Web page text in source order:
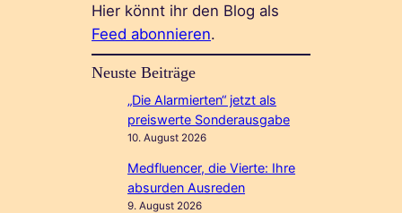
Hier könnt ihr den Blog als
Feed abonnieren.
Neuste Beiträge
„Die Alarmierten“ jetzt als
preiswerte Sonderausgabe
10. August 2026
Medfluencer, die Vierte: Ihre
absurden Ausreden
9. August 2026